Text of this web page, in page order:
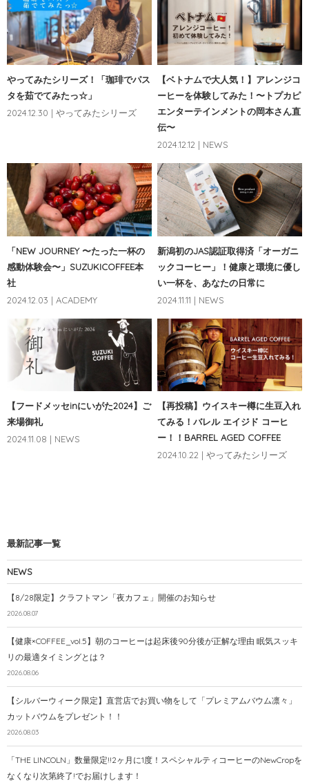
やってみたシリーズ！「珈琲でパス
タを茹でてみたっ☆」
2024.12.30 | やってみたシリーズ
【ベトナムで大人気！】アレンジコ
ーヒーを体験してみた！〜トプカピ
エンターテインメントの岡本さん直
伝〜
2024.12.12 | NEWS
「NEW JOURNEY 〜たった一杯の
感動体験会〜」SUZUKICOFFEE本
社
2024.12.03 | ACADEMY
新潟初のJAS認証取得済「オーガニ
ックコーヒー」！健康と環境に優し
い一杯を、あなたの日常に
2024.11.11 | NEWS
【フードメッセinにいがた2024】ご
来場御礼
2024.11.08 | NEWS
【再投稿】ウイスキー樽に生豆入れ
てみる！バレル エイジド コーヒ
ー！！BARREL AGED COFFEE
2024.10.22 | やってみたシリーズ
最新記事一覧
NEWS
【8/28限定】クラフトマン「夜カフェ」開催のお知らせ
2026.08.07
【健康×COFFEE_vol.5】朝のコーヒーは起床後90分後が正解な理由 眠気スッキ
リの最適タイミングとは？
2026.08.06
【シルバーウィーク限定】直営店でお買い物をして「プレミアムバウム凛々」
カットバウムをプレゼント！！
2026.08.03
「THE LINCOLN」数量限定!!2ヶ月に1度！スペシャルティコーヒーのNewCropを
なくなり次第終了!でお届けします！